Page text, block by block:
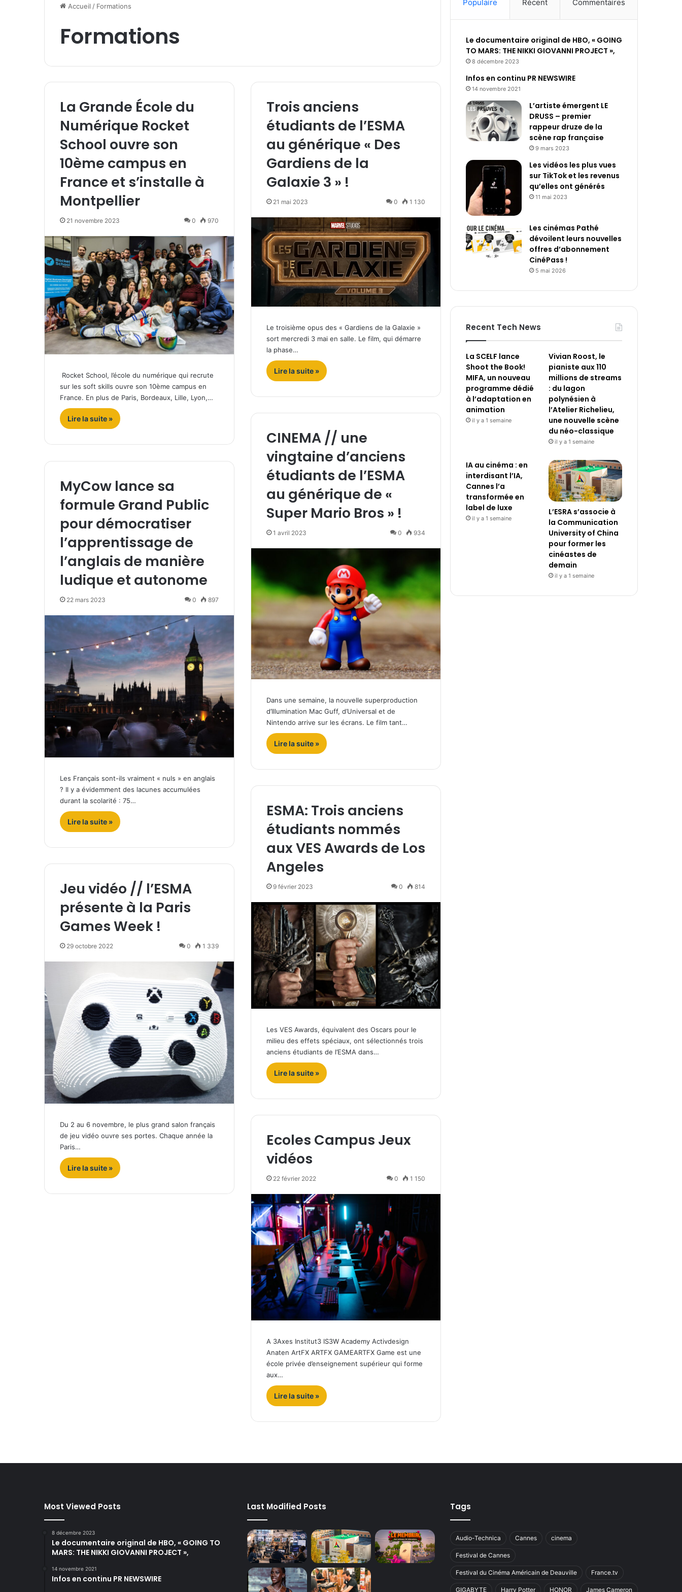
Accueil / Formations
Formations
La Grande École du
Numérique Rocket
School ouvre son
10ème campus en
France et s’installe à
Montpellier
21 novembre 2023 0 970
Rocket School, l’école du numérique qui recrute
sur les soft skills ouvre son 10ème campus en
France. En plus de Paris, Bordeaux, Lille, Lyon,…
Lire la suite »
Trois anciens
étudiants de l’ESMA
au générique « Des
Gardiens de la
Galaxie 3 » !
21 mai 2023 0 1 130
Le troisième opus des « Gardiens de la Galaxie »
sort mercredi 3 mai en salle. Le film, qui démarre
la phase…
Lire la suite »
CINEMA // une
vingtaine d’anciens
étudiants de l’ESMA
au générique de «
Super Mario Bros » !
1 avril 2023 0 934
Dans une semaine, la nouvelle superproduction
d’Illumination Mac Guff, d’Universal et de
Nintendo arrive sur les écrans. Le film tant…
Lire la suite »
MyCow lance sa
formule Grand Public
pour démocratiser
l’apprentissage de
l’anglais de manière
ludique et autonome
22 mars 2023 0 897
Les Français sont-ils vraiment « nuls » en anglais
? Il y a évidemment des lacunes accumulées
durant la scolarité : 75…
Lire la suite »
ESMA: Trois anciens
étudiants nommés
aux VES Awards de Los
Angeles
9 février 2023 0 814
Les VES Awards, équivalent des Oscars pour le
milieu des effets spéciaux, ont sélectionnés trois
anciens étudiants de l’ESMA dans…
Lire la suite »
Jeu vidéo // l’ESMA
présente à la Paris
Games Week !
29 octobre 2022 0 1 339
Du 2 au 6 novembre, le plus grand salon français
de jeu vidéo ouvre ses portes. Chaque année la
Paris…
Lire la suite »
Ecoles Campus Jeux
vidéos
22 février 2022 0 1 150
A 3Axes Institut3 IS3W Academy Activdesign
Anaten ArtFX ARTFX GAMEARTFX Game est une
école privée d’enseignement supérieur qui forme
aux…
Lire la suite »
Populaire Récent Commentaires
Le documentaire original de HBO, « GOING
TO MARS: THE NIKKI GIOVANNI PROJECT »,
8 décembre 2023
Infos en continu PR NEWSWIRE
14 novembre 2021
L’artiste émergent LE
DRUSS – premier
rappeur druze de la
scène rap française
9 mars 2023
Les vidéos les plus vues
sur TikTok et les revenus
qu’elles ont générés
11 mai 2023
Les cinémas Pathé
dévoilent leurs nouvelles
offres d’abonnement
CinéPass !
5 mai 2026
Recent Tech News
La SCELF lance
Shoot the Book!
MIFA, un nouveau
programme dédié
à l’adaptation en
animation
il y a 1 semaine
Vivian Roost, le
pianiste aux 110
millions de streams
: du lagon
polynésien à
l’Atelier Richelieu,
une nouvelle scène
du néo-classique
il y a 1 semaine
IA au cinéma : en
interdisant l’IA,
Cannes l’a
transformée en
label de luxe
il y a 1 semaine
L’ESRA s’associe à
la Communication
University of China
pour former les
cinéastes de
demain
il y a 1 semaine
Most Viewed Posts
8 décembre 2023
Le documentaire original de HBO, « GOING TO
MARS: THE NIKKI GIOVANNI PROJECT »,
14 novembre 2021
Infos en continu PR NEWSWIRE
Last Modified Posts Tags
Audio-Technica Cannes cinema
Festival de Cannes
Festival du Cinéma Américain de Deauville France.tv
GIGABYTE Harry Potter HONOR James Cameron